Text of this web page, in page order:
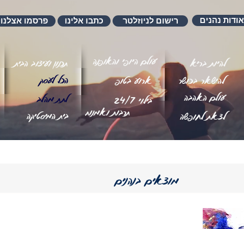
בית המיסטיקה
תכנון ועיצוב הבית
לתת מהלב
עולם היופי והאופנה
בילוי 24/7
ארוע בטופ
תרבות ואמנות
עולם האהבה
לצאת לחופשה
להיות בריא
להישאר בכושר
הכל לעסק
פרסמו אצלנו כתבו אלינו רישום לניוזלטר אודות נהנים